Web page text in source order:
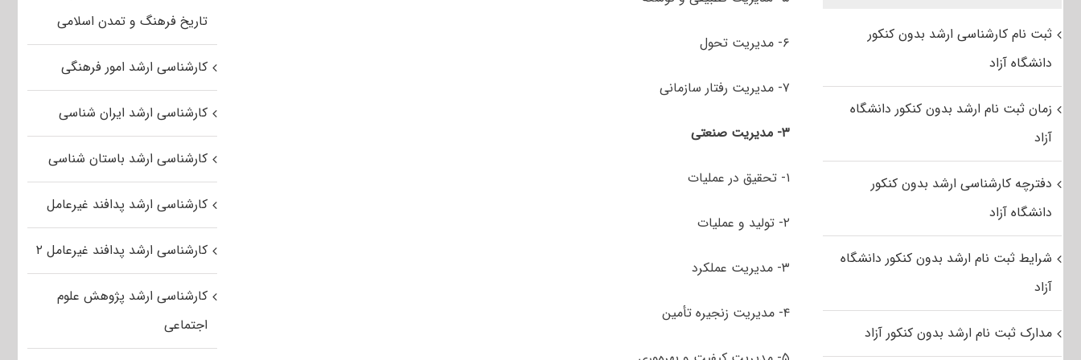
۶- مدیریت تحول
۷- مدیریت رفتار سازمانی
۳- مدیریت صنعتی
۱- تحقیق در عملیات
۲- تولید و عملیات
۳- مدیریت عملکرد
۴- مدیریت زنجیره تأمین
تاریخ فرهنگ و تمدن اسلامی
کارشناسی ارشد امور فرهنگی
کارشناسی ارشد ایران شناسی
کارشناسی ارشد باستان شناسی
کارشناسی ارشد پدافند غیرعامل
کارشناسی ارشد پدافند غیرعامل ۲
کارشناسی ارشد پژوهش علوم
اجتماعی
ثبت نام کارشناسی ارشد بدون کنکور
دانشگاه آزاد
زمان ثبت نام ارشد بدون کنکور دانشگاه
آزاد
دفترچه کارشناسی ارشد بدون کنکور
دانشگاه آزاد
شرایط ثبت نام ارشد بدون کنکور دانشگاه
آزاد
مدارک ثبت نام ارشد بدون کنکور آزاد